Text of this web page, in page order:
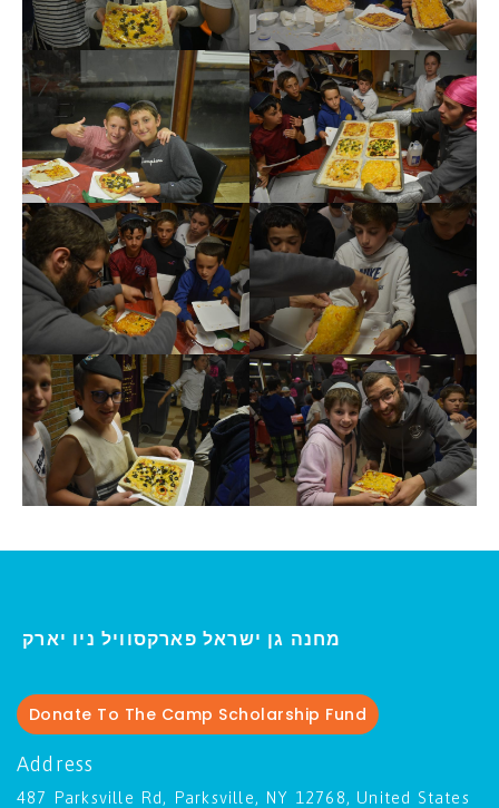
מחנה גן ישראל פארקסוויל ני
Donate To The Camp Scholarship Fund
Address
487 Parksville Rd, Parksville, NY 12768, United States